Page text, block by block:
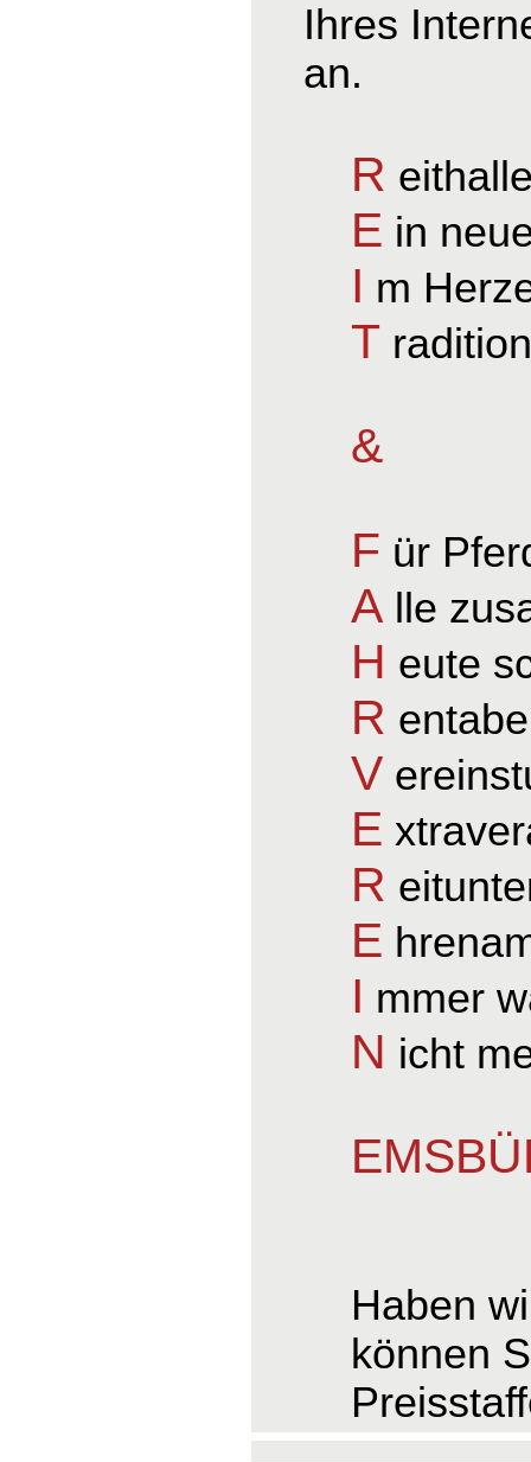
Ihres
an.
R
E in
I m
T
&
F ür
A lle
H eute
R
V
E
R
E
I mmer
N icht
Haben
können